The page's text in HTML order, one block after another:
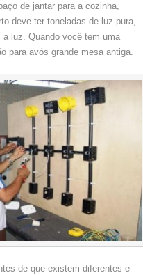
de jantar para a cozinha,
deve ter toneladas de luz pura,
luz. Quando você tem uma
para avós grande mesa antiga.
de que existem diferentes e